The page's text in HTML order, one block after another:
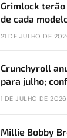
Grimlock terão
de cada
21 DE JULHO DE
Crunchyroll
para julho;
1 DE JULHO DE 2026
Millie Bobby